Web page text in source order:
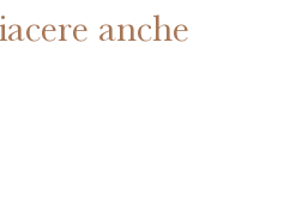
anche